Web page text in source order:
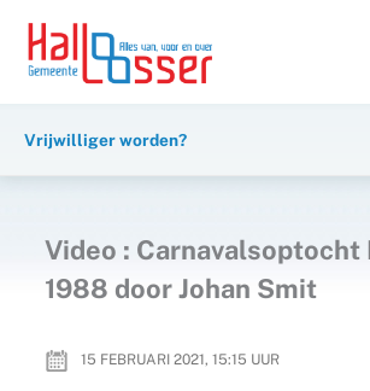
inhoud
naar
Vrijwilliger worden?
Video : Carnavalsoptocht
1988 door Johan Smit
15 FEBRUARI 2021, 15:15 UUR